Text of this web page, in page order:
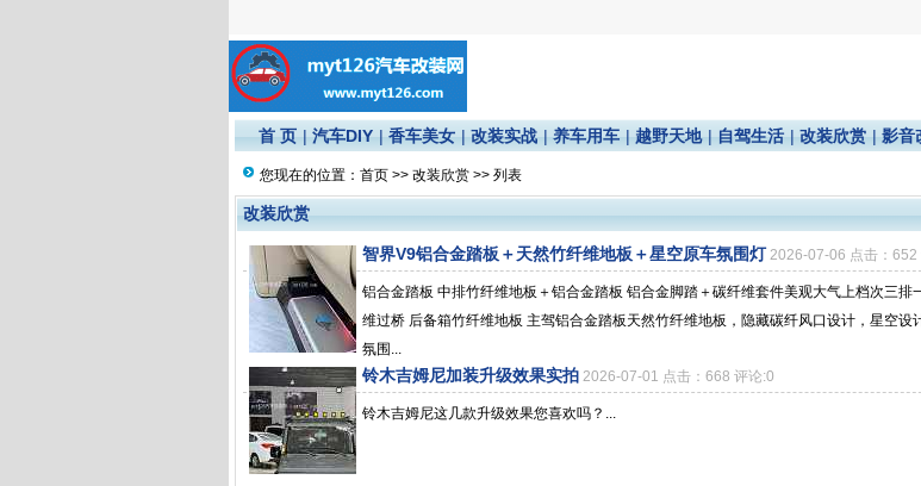
首 页 |汽车DIY |香车美女 |改装实战 |养车用车 |越野天地 |自驾生活 |改装欣赏 |影音
您现在的位置： 首页 >> 改装欣赏 >> 列表
改装欣赏
智界V9铝合金踏板＋天然竹纤维地板＋星空原车氛围灯 2026-07-06 点击：652
铝合金踏板 中排竹纤维地板＋铝合金踏板 铝合金脚踏＋碳纤维套件美观大气上档次三排
维过桥 后备箱竹纤维地板 主驾铝合金踏板天然竹纤维地板，隐藏碳纤风口设计，星空设
氛围...
铃木吉姆尼加装升级效果实拍 2026-07-01 点击：668 评论:0
铃木吉姆尼这几款升级效果您喜欢吗？...